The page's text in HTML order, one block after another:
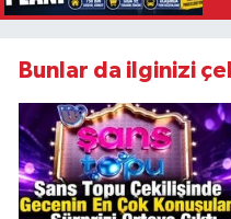
Bunlar da ilginizi